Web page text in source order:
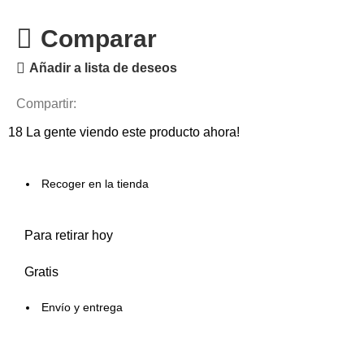
Comparar
Añadir a lista de deseos
Compartir:
18 La gente viendo este producto ahora!
Recoger en la tienda
Para retirar hoy
Gratis
Envío y entrega